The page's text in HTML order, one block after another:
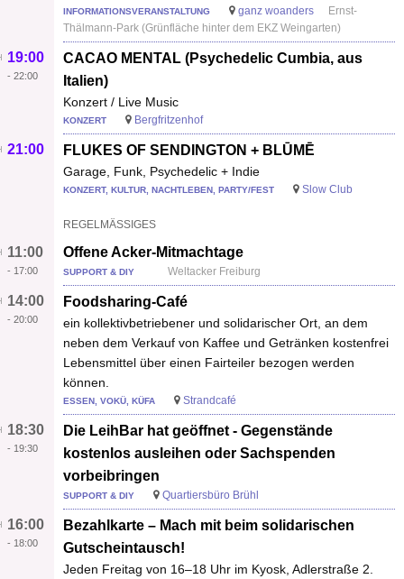
INFORMATIONSVERANSTALTUNG
ganz woanders
Ernst-
Thälmann-Park (Grünfläche hinter dem EKZ Weingarten)
CACAO MENTAL (Psychedelic Cumbia, aus
Italien)
Konzert / Live Music
19:00
- 22:00
KONZERT Bergfritzenhof
FLUKES OF SENDINGTON + BLŪMĒ
Garage, Funk, Psychedelic + Indie
21:00
KONZERT, KULTUR, NACHTLEBEN, PARTY/FEST Slow Club
REGELMÄSSIGES
Offene Acker-Mitmachtage
11:00
- 17:00 SUPPORT & DIY Weltacker Freiburg
Foodsharing-Café
ein kollektivbetriebener und solidarischer Ort, an dem
neben dem Verkauf von Kaffee und Getränken kostenfrei
Lebensmittel über einen Fairteiler bezogen werden
können.
14:00
- 20:00
ESSEN, VOKÜ, KÜFA Strandcafé
Die LeihBar hat geöffnet - Gegenstände
kostenlos ausleihen oder Sachspenden
vorbeibringen
18:30
- 19:30
SUPPORT & DIY Quartiersbüro Brühl
Bezahlkarte – Mach mit beim solidarischen
Gutscheintausch!
Jeden Freitag von 16–18 Uhr im Kyosk, Adlerstraße 2.
16:00
- 18:00